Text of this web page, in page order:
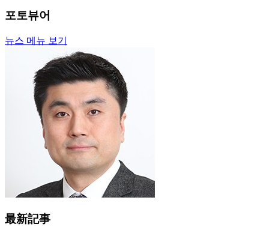
포토뷰어
뉴스 메뉴 보기
最新記事